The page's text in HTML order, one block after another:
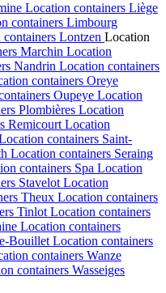
Location containers Liège
containers Limbourg
Lontzen Location
Marchin Location
Nandrin Location containers
containers Oreye
Oupeye Location
Plombières Location
Remicourt Location
containers Saint-
Location containers Seraing
containers Spa Location
Stavelot Location
Theux Location containers
Tinlot Location containers
Location containers
Bouillet Location containers
containers Wanze
containers Wasseiges